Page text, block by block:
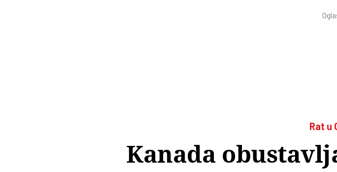
Rat u
Kanada